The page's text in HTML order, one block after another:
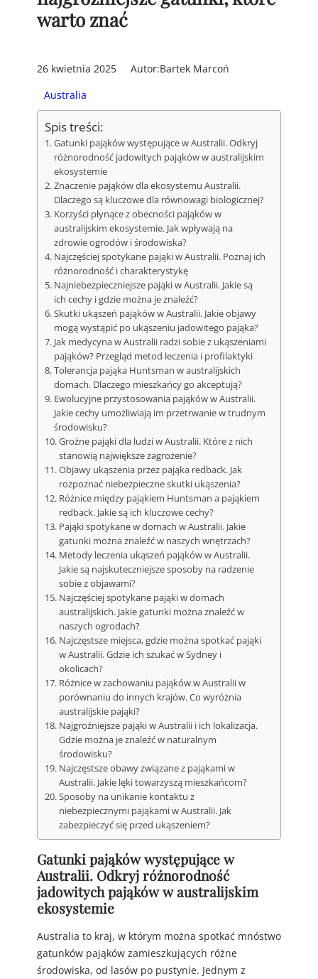
warto znać
26 kwietnia 2025 Autor:Bartek Marcoń
Australia
Spis treści:
Gatunki pająków występujące w Australii. Odkryj
różnorodność jadowitych pająków w australijskim
ekosystemie
Znaczenie pająków dla ekosystemu Australii.
Dlaczego są kluczowe dla równowagi biologicznej?
Korzyści płynące z obecności pająków w
australijskim ekosystemie. Jak wpływają na
zdrowie ogrodów i środowiska?
Najczęściej spotykane pająki w Australii. Poznaj ich
różnorodność i charakterystykę
Najniebezpieczniejsze pająki w Australii. Jakie są
ich cechy i gdzie można je znaleźć?
Skutki ukąszeń pająków w Australii. Jakie objawy
mogą wystąpić po ukąszeniu jadowitego pająka?
Jak medycyna w Australii radzi sobie z ukąszeniami
pająków? Przegląd metod leczenia i profilaktyki
Tolerancja pająka Huntsman w australijskich
domach. Dlaczego mieszkańcy go akceptują?
Ewolucyjne przystosowania pająków w Australii.
Jakie cechy umożliwiają im przetrwanie w trudnym
środowisku?
Groźne pająki dla ludzi w Australii. Które z nich
stanowią największe zagrożenie?
Objawy ukąszenia przez pająka redback. Jak
rozpoznać niebezpieczne skutki ukąszenia?
Różnice między pająkiem Huntsman a pająkiem
redback. Jakie są ich kluczowe cechy?
Pająki spotykane w domach w Australii. Jakie
gatunki można znaleźć w naszych wnętrzach?
Metody leczenia ukąszeń pająków w Australii.
Jakie są najskuteczniejsze sposoby na radzenie
sobie z objawami?
Najczęściej spotykane pająki w domach
australijskich. Jakie gatunki można znaleźć w
naszych ogrodach?
Najczęstsze miejsca, gdzie można spotkać pająki
w Australii. Gdzie ich szukać w Sydney i
okolicach?
Różnice w zachowaniu pająków w Australii w
porównaniu do innych krajów. Co wyróżnia
australijskie pająki?
Najgroźniejsze pająki w Australii i ich lokalizacja.
Gdzie można je znaleźć w naturalnym
środowisku?
Najczęstsze obawy związane z pająkami w
Australii. Jakie lęki towarzyszą mieszkańcom?
Sposoby na unikanie kontaktu z
niebezpiecznymi pająkami w Australii. Jak
zabezpieczyć się przed ukąszeniem?
Gatunki pająków występujące w
Australii. Odkryj różnorodność
jadowitych pająków w australijskim
ekosystemie
Australia to kraj, w którym można spotkać mnóstwo
gatunków pająków zamieszkujących różne
środowiska, od lasów po pustynie. Jednym z